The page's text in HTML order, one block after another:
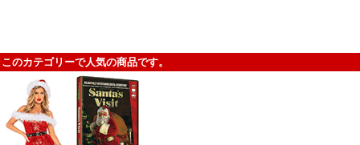
このカテゴリーで人気の商品です。